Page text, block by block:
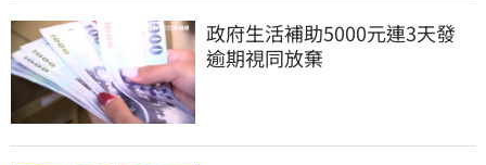
政府生活補助5000元連3天發
逾期視同放棄